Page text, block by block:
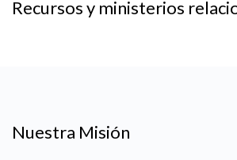
Recursos y ministerios
Nuestra Misión